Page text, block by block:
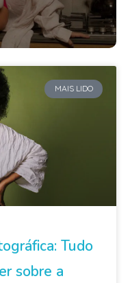
MAIS LIDO
Tudo
sobre a